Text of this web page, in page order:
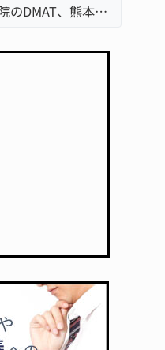
名張市立病院のDMAT、熊本地震の被災地へ 能登以来3回目の派遣